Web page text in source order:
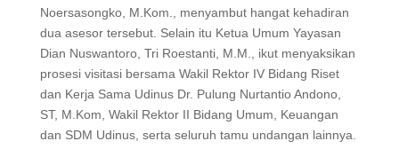
Noersasongko, M.Kom., menyambut hangat kehadiran
dua asesor tersebut. Selain itu Ketua Umum Yayasan
Dian Nuswantoro, Tri Roestanti, M.M., ikut menyaksikan
prosesi visitasi bersama Wakil Rektor IV Bidang Riset
dan Kerja Sama Udinus Dr. Pulung Nurtantio Andono,
ST, M.Kom, Wakil Rektor II Bidang Umum, Keuangan
dan SDM Udinus, serta seluruh tamu undangan lainnya.